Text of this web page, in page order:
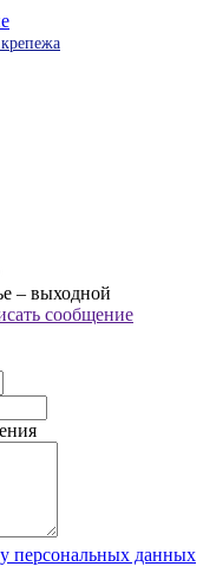
– выходной
сообщение
персональных данных